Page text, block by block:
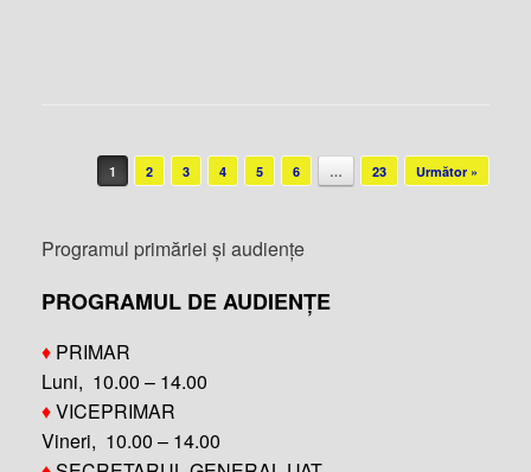
Post navigation
1 2 3 4 5 6 … 23 Următor »
Programul primăriei și audiențe
PROGRAMUL DE AUDIENȚE
♦ PRIMAR
Luni, 10.00 – 14.00
♦VICEPRIMAR
Vineri, 10.00 – 14.00